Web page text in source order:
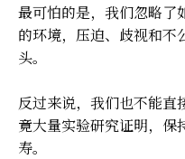
最可怕的是，我们忽略了
的环境，压迫、歧视和不
头。
反过来说，我们也不能直
竟大量实验研究证明，保
寿。